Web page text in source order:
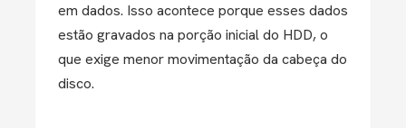
em dados. Isso acontece porque esses dados
estão gravados na porção inicial do HDD, o
que exige menor movimentação da cabeça do
disco.